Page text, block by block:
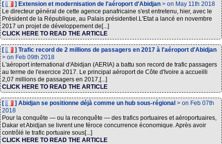
[ ] Extension et modernisation de l'aéroport d'Abidjan > on May 11th 2018
Le directeur général de cette agence panafricaine s'est entretenu, hier, avec le
Président de la République, au Palais présidentiel.L'Etat a lancé en novembre
2017 un projet de développement de[...]
CLICK HERE TO READ THE ARTICLE
[
] Trafic record de 2 millions de passagers en 2017 à l'aéroport d'Abidjan
> on Feb 09th 2018
L'aéroport international d'Abidjan (AERIA) a battu son record de trafic passagers
au terme de l'exercice 2017. Le principal aéroport de Côte d'Ivoire a accueilli
2,07 millions de passagers en 2017,[...]
CLICK HERE TO READ THE ARTICLE
[ ] Abidjan se positionne déjà comme un hub sous-régional > on Feb 07th
2018
Pour la conquête — ou la reconquête — des trafics portuaires et aéroportuaires,
Dakar et Abidjan se livrent une féroce concurrence économique. Après avoir
contrôlé le trafic portuaire sous[...]
CLICK HERE TO READ THE ARTICLE